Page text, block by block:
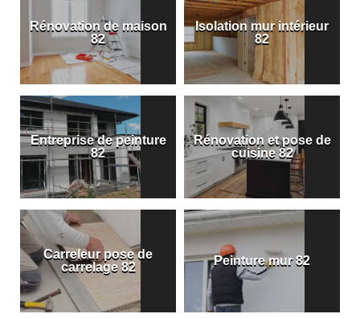
Rénovation de maison
82
Isolation mur intérieur
82
Entreprise de peinture
82
Rénovation et pose de
cuisine 82
Carreleur pose de
carrelage 82
Peinture mur 82